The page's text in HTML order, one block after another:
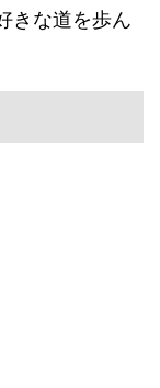
きな道を歩ん